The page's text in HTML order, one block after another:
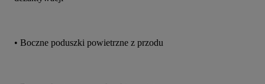
• Boczne poduszki powietrzne z przodu